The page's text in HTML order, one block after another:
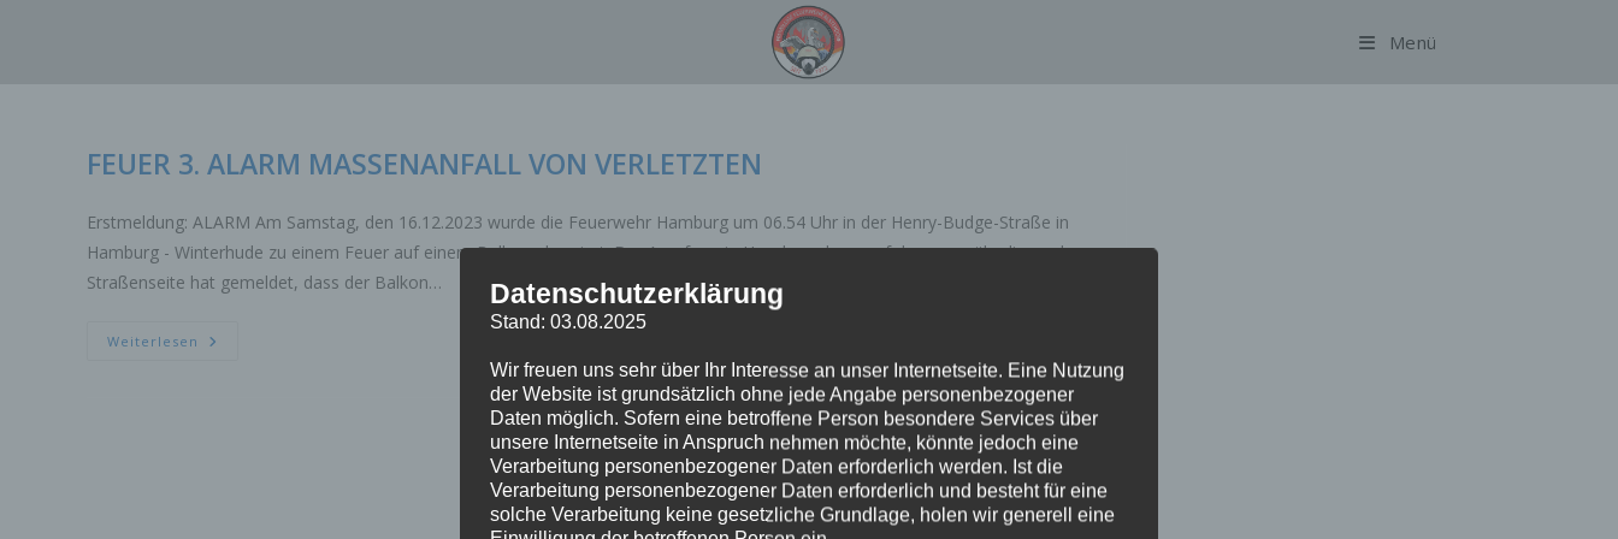
Menü
FEUER 3. ALARM MASSENANFALL VON VERLETZTEN
Erstmeldung: ALARM Am Samstag, den 16.12.2023 wurde die Feuerwehr Hamburg um 06.54 Uhr in der Henry-Budge-Straße in
Hamburg - Winterhude zu einem Feuer auf einem Balkon alarmiert. Der Anrufer, ein Hausbewohner auf der gegenüberliegenden
Straßenseite hat gemeldet, dass der Balkon…
Weiterlesen FEUER
Datenschutzerklärung
Stand: 03.08.2025
Wir freuen uns sehr über Ihr Interesse an unser Internetseite. Eine Nutzung
der Website ist grundsätzlich ohne jede Angabe personenbezogener
Daten möglich. Sofern eine betroffene Person besondere Services über
unsere Internetseite in Anspruch nehmen möchte, könnte jedoch eine
Verarbeitung personenbezogener Daten erforderlich werden. Ist die
Verarbeitung personenbezogener Daten erforderlich und besteht für eine
solche Verarbeitung keine gesetzliche Grundlage, holen wir generell eine